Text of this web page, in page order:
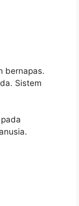
bernapas.
Sistem